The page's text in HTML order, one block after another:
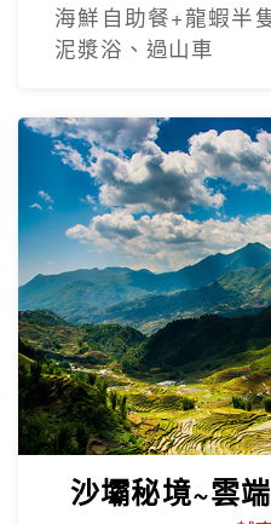
海鮮自助餐+龍蝦半
泥漿浴、過山車
沙壩秘境~雲